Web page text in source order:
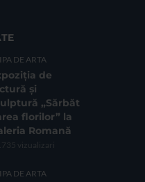
DE ARTA
de
și
„Sărbăt
florilor” la
Romană
vizualizari
DE ARTA